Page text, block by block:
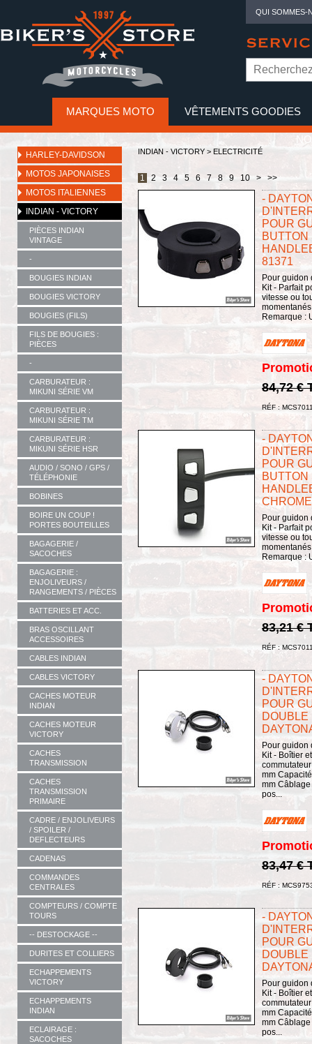
QUI SOMMES-
MARQUES MOTO VÊTEMENTS GOODIES
HARLEY-DAVIDSON
MOTOS JAPONAISES
MOTOS ITALIENNES
INDIAN - VICTORY
PIÈCES INDIAN
VINTAGE
-
BOUGIES INDIAN
BOUGIES VICTORY
BOUGIES (FILS)
FILS DE BOUGIES :
PIÈCES
-
CARBURATEUR :
MIKUNI SÉRIE VM
CARBURATEUR :
MIKUNI SÉRIE TM
CARBURATEUR :
MIKUNI SÉRIE HSR
AUDIO / SONO / GPS /
TÉLÉPHONIE
BOBINES
BOIRE UN COUP !
PORTES BOUTEILLES
BAGAGERIE /
SACOCHES
BAGAGERIE :
ENJOLIVEURS /
RANGEMENTS / PIÈCES
BATTERIES ET ACC.
BRAS OSCILLANT
ACCESSOIRES
CABLES INDIAN
CABLES VICTORY
CACHES MOTEUR
INDIAN
CACHES MOTEUR
VICTORY
CACHES
TRANSMISSION
CACHES
TRANSMISSION
PRIMAIRE
CADRE / ENJOLIVEURS
/ SPOILER /
DEFLECTEURS
CADENAS
COMMANDES
CENTRALES
COMPTEURS / COMPTE
TOURS
-- DESTOCKAGE --
DURITES ET COLLIERS
ECHAPPEMENTS
VICTORY
ECHAPPEMENTS
INDIAN
ECLAIRAGE :
SACOCHES
INDIAN - VICTORY > ELECTRICITÉ
1 2 3 4 5 6 7 8 9 10 > >>
-
POUR
BUTTON
81371
Pour guidon
Kit - Parfait
vitesse ou
Remarque :
84,72 €
RÉF :
-
POUR
BUTTON
Pour guidon
Kit - Parfait
vitesse ou
Remarque :
83,21 €
RÉF :
-
POUR
DOUBLE
Pour guidon
Kit - Boîtier
mm
mm
pos...
83,47 €
RÉF :
-
POUR
DOUBLE
Pour guidon
Kit - Boîtier
mm
mm
pos...